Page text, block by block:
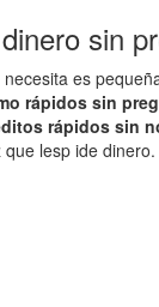
sin
es
rápidos sin
rápidos sin
lesp ide dinero.